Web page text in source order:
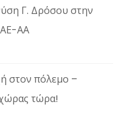
Γ. Δρόσου στην
ΑΑ
στον πόλεμο –
τώρα!